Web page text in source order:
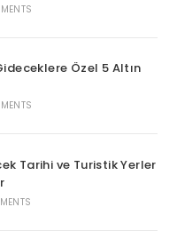
Özel 5 Altın
Tarihi ve Turistik Yerler